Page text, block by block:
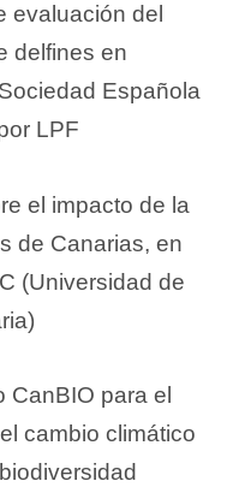
evaluación del
delfines en
Española
LPF
el impacto de la
de Canarias, en
(Universidad de
CanBIO para el
cambio climático